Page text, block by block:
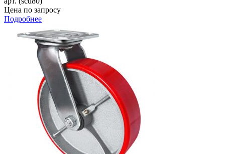
Цена по запросу
Подробнее